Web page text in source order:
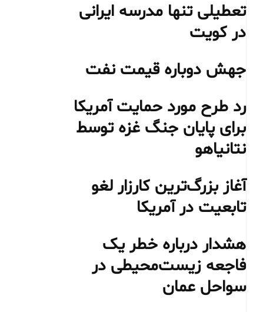
تعطیلی تنها مدرسه ایرانی
در کویت
جهش دوباره قیمت نفت
رد طرح مورد حمایت آمریکا
برای پایان جنگ غزه توسط
نتانیاهو
آغاز بزرگ‌ترین کارزار لغو
تابعیت در آمریکا
هشدار درباره خطر یک
فاجعه زیست‌محیطی در
سواحل عمان